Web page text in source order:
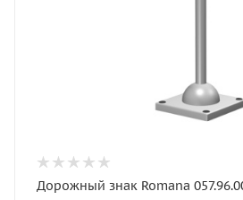
Дорожный знак Romana